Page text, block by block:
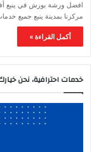
افضل ورشة بورش في ينبع
مركزنا بمدينة ينبع جميع
أكمل القراءة »
خدمات احترافية، نحن